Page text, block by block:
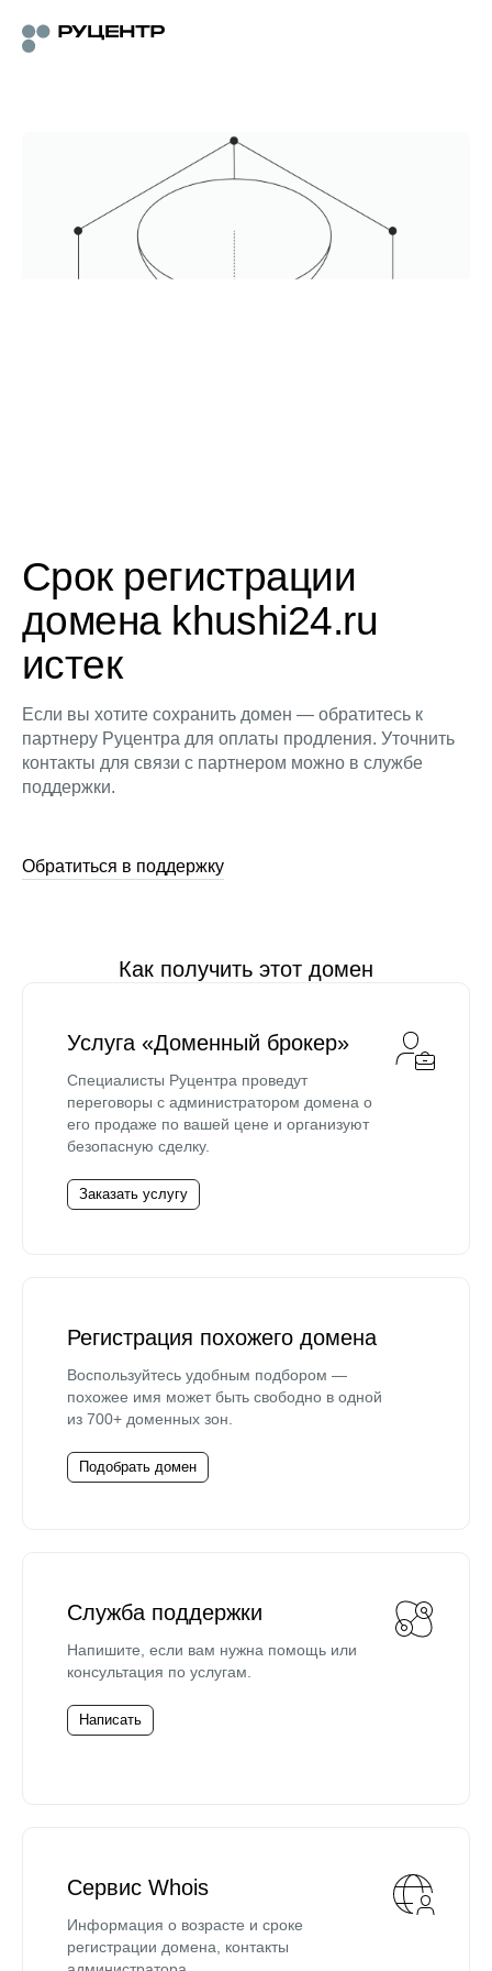
Срок регистрации
домена khushi24.ru
истек
Если вы хотите сохранить домен — обратитесь к
партнеру Руцентра для оплаты продления. Уточнить
контакты для связи с партнером можно в службе
поддержки.
Обратиться в поддержку
Как получить этот домен
Услуга «Доменный брокер»
Специалисты Руцентра проведут
переговоры с администратором домена о
его продаже по вашей цене и организуют
безопасную сделку.
Заказать услугу
Регистрация похожего домена
Воспользуйтесь удобным подбором —
похожее имя может быть свободно в одной
из 700+ доменных зон.
Подобрать домен
Служба поддержки
Напишите, если вам нужна помощь или
консультация по услугам.
Написать
Сервис Whois
Информация о возрасте и сроке
регистрации домена, контакты